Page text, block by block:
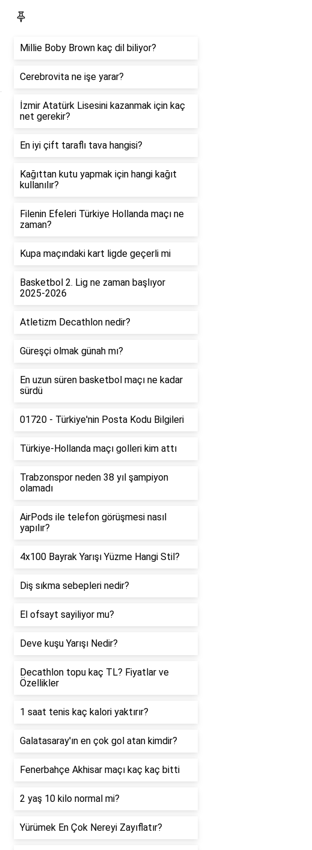
Millie Boby Brown kaç dil biliyor?
Cerebrovita ne işe yarar?
İzmir Atatürk Lisesini kazanmak için kaç
net gerekir?
En iyi çift taraflı tava hangisi?
Kağıttan kutu yapmak için hangi kağıt
kullanılır?
Filenin Efeleri Türkiye Hollanda maçı ne
zaman?
Kupa maçındaki kart ligde geçerli mi
Basketbol 2. Lig ne zaman başlıyor
2025-2026
Atletizm Decathlon nedir?
Güreşçi olmak günah mı?
En uzun süren basketbol maçı ne kadar
sürdü
01720 - Türkiye'nin Posta Kodu Bilgileri
Türkiye-Hollanda maçı golleri kim attı
Trabzonspor neden 38 yıl şampiyon
olamadı
AirPods ile telefon görüşmesi nasıl
yapılır?
4x100 Bayrak Yarışı Yüzme Hangi Stil?
Diş sıkma sebepleri nedir?
El ofsayt sayiliyor mu?
Deve kuşu Yarışı Nedir?
Decathlon topu kaç TL? Fiyatlar ve
Özellikler
1 saat tenis kaç kalori yaktırır?
Galatasaray'ın en çok gol atan kimdir?
Fenerbahçe Akhisar maçı kaç kaç bitti
2 yaş 10 kilo normal mi?
Yürümek En Çok Nereyi Zayıflatır?